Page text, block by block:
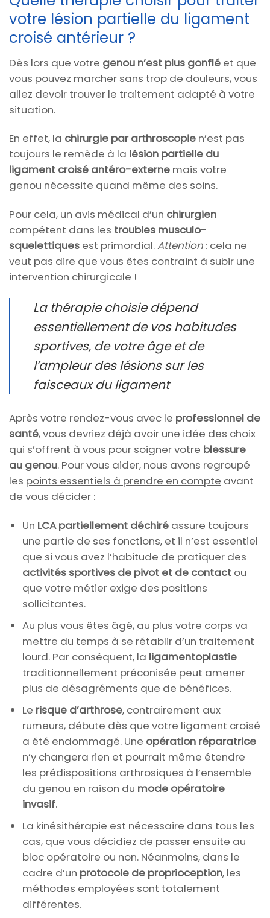
votre lésion partielle du ligament
croisé antérieur ?
Dès lors que votre genou n’est plus gonflé et que
vous pouvez marcher sans trop de douleurs, vous
allez devoir trouver le traitement adapté à votre
situation.
En effet, la chirurgie par arthroscopie n’est pas
toujours le remède à la lésion partielle du
ligament croisé antéro-externe mais votre
genou nécessite quand même des soins.
Pour cela, un avis médical d’un chirurgien
compétent dans les troubles musculo-
squelettiques est primordial.Attention : cela ne
veut pas dire que vous êtes contraint à subir une
intervention chirurgicale !
La thérapie choisie dépend
essentiellement de vos habitudes
sportives, de votre âge et de
l’ampleur des lésions sur les
faisceaux du ligament
Après votre rendez-vous avec le professionnel de
santé, vous devriez déjà avoir une idée des choix
qui s’offrent à vous pour soigner votre blessure
au genou. Pour vous aider, nous avons regroupé
les points essentiels à prendre en compte avant
de vous décider :
Un LCA partiellement déchiréassure toujours
une partie de ses fonctions, et il n’est essentiel
que si vous avez l’habitude de pratiquer des
activités sportives de pivot et de contactou
que votre métier exige des positions
sollicitantes.
Au plus vous êtes âgé, au plus votre corps va
mettre du temps à se rétablir d’un traitement
lourd. Par conséquent, la ligamentoplastie
traditionnellement préconisée peut amener
plus de désagréments que de bénéfices.
Le risque d’arthrose, contrairement aux
rumeurs, débute dès que votre ligament croisé
a été endommagé. Une opération réparatrice
n’y changera rien et pourrait même étendre
les prédispositions arthrosiques à l’ensemble
du genou en raison du mode opératoire
invasif.
La kinésithérapie est nécessaire dans tous les
cas, que vous décidiez de passer ensuite au
bloc opératoire ou non. Néanmoins, dans le
cadre d’un protocole de proprioception, les
méthodes employées sont totalement
différentes.